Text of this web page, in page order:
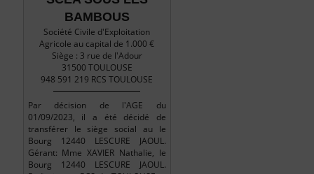
BAMBOUS
Société Civile d'Exploitation
Agricole au capital de 1.000 €
Siège : 3 rue de l'Adour
31500 TOULOUSE
948 591 219 RCS TOULOUSE
Par décision de l'AGE du
01/09/2023, il a été décidé de
transférer le siège social au le
Bourg 12440 LESCURE JAOUL.
Gérant: Mme XAVIER Nathalie, le
Bourg 12440 LESCURE JAOUL.